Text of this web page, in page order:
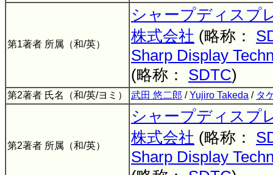
第1著者 所属（和/英）
シャープディスプ
株式会社 (略称：
Sharp Display
(略称： SDTC)
第2著者 氏名（和/英/ヨミ） 武田 悠二郎 /Yujiro Takeda / タ
第2著者 所属（和/英）
シャープディスプ
株式会社 (略称：
Sharp Display